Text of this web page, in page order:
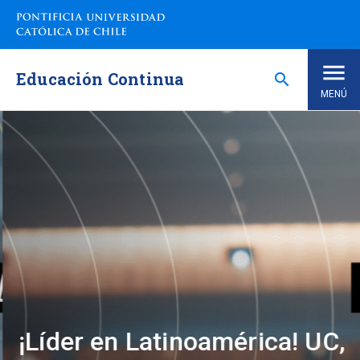
Saltar
contenido
Educación Continua search
MENÚ
Inicio
Nosotros
Programas de Estudio keyboard_arrow_down
Programas Corporativos
¡Líder en Latinoamérica! UC,